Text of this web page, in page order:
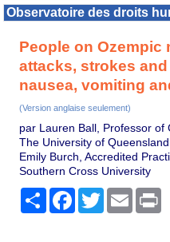
Observatoire des droits
People on Ozempic
attacks, strokes
nausea, vomiting
(Version anglaise seulement)
par Lauren Ball, Professor of
The University of Queensland
Emily Burch, Accredited
Southern Cross University
PartagerFacebook
TwitterEmail